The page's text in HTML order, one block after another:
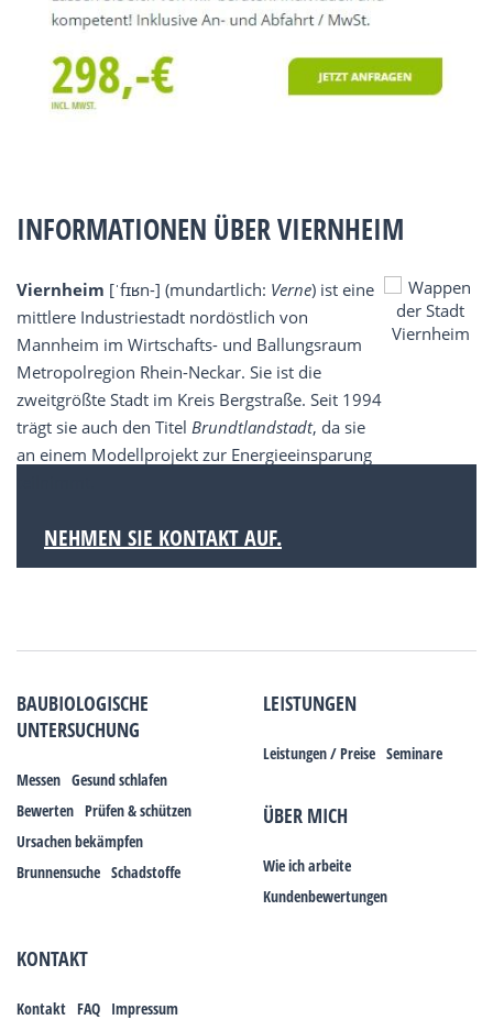
INFORMATIONEN ÜBER VIERNHEIM
Viernheim [ˈfɪʁn-] (mundartlich: Verne) ist eine
mittlere Industriestadt nordöstlich von
Mannheim im Wirtschafts- und Ballungsraum
Metropolregion Rhein-Neckar. Sie ist die
zweitgrößte Stadt im Kreis Bergstraße. Seit 1994
trägt sie auch den Titel Brundtlandstadt, da sie
an einem Modellprojekt zur Energieeinsparung
NEHMEN SIE KONTAKT AUF.
BAUBIOLOGISCHE
UNTERSUCHUNG
Messen Gesund schlafen
Bewerten Prüfen & schützen
Ursachen bekämpfen
Brunnensuche Schadstoffe
LEISTUNGEN
Leistungen / Preise Seminare
ÜBER MICH
Wie ich arbeite
Kundenbewertungen
KONTAKT
Kontakt FAQ Impressum